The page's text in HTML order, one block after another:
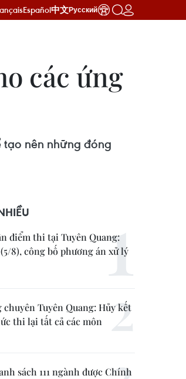
Español中文Русский
các ứng
nên những đóng
điểm thi tại Tuyên Quang:
8), công bố phương án xử lý
Tuyên Quang: Hủy kết
thi lại tất cả các môn
sách 111 ngành được Chính